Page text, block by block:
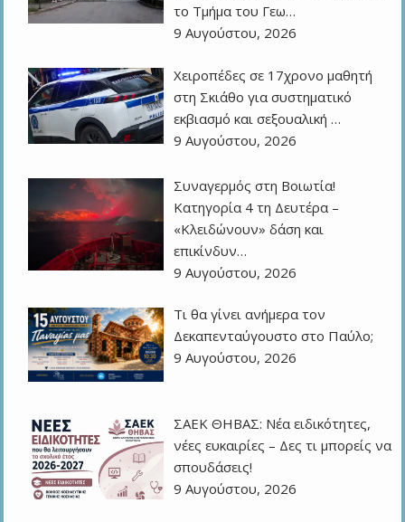
το Τμήμα του Γεω…
9 Αυγούστου, 2026
Χειροπέδες σε 17χρονο μαθητή
στη Σκιάθο για συστηματικό
εκβιασμό και σεξουαλική …
9 Αυγούστου, 2026
Συναγερμός στη Βοιωτία!
Κατηγορία 4 τη Δευτέρα –
«Κλειδώνουν» δάση και
επικίνδυν…
9 Αυγούστου, 2026
Τι θα γίνει ανήμερα τον
Δεκαπενταύγουστο στο Παύλο;
9 Αυγούστου, 2026
ΣΑΕΚ ΘΗΒΑΣ: Νέα ειδικότητες,
νέες ευκαιρίες – Δες τι μπορείς να
σπουδάσεις!
9 Αυγούστου, 2026